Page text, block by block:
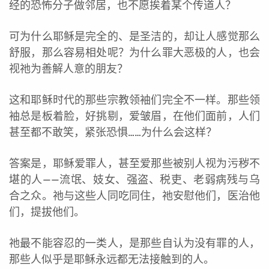
经的恐怖分子做邻居，也不愿挨着某个传道人？
可为什么耶稣是完全的、是圣洁的，却让人感觉那么
舒服，那么容易相处呢？为什么罪大恶极的人，也会
视祂为善解人意的朋友？
这和耶稣时代的那些宗教领袖们完全不一样。那些领
袖总是板着脸，好挑剔，爱皱眉，在他们面前，人们
甚至都不敢笑，紧张恐惧……为什么会这样？
答案是，耶稣爱罪人，甚至爱那些被别人视为污秽不
堪的人——流氓、妓女、强盗、税吏、老弱病残与乌
合之众。祂与这些人同吃同住，祂安慰他们，医治他
们，提拔他们。
祂最不能容忍的一类人，是那些自认为没有罪的人，
那些人似乎是耶稣永远都无法接触到的人。